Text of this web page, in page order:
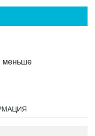
меньше